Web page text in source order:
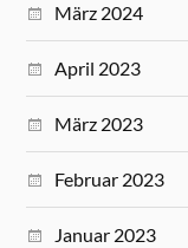
März 2024
April 2023
März 2023
Februar 2023
Januar 2023